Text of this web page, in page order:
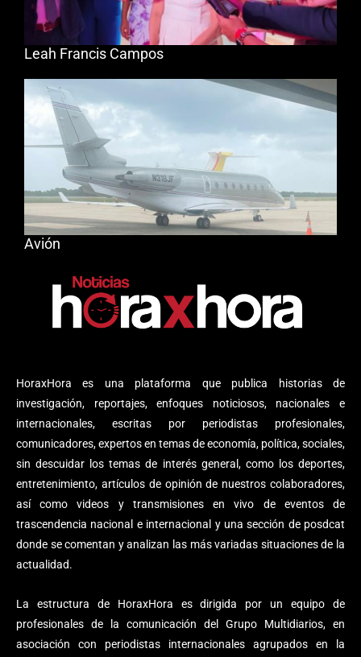
HoraxHora es una plataforma que publica historias de
investigación, reportajes, enfoques noticiosos, nacionales e
internacionales, escritas por periodistas profesionales,
comunicadores, expertos en temas de economía, política, sociales,
sin descuidar los temas de interés general, como los deportes,
entretenimiento, artículos de opinión de nuestros colaboradores,
así como videos y transmisiones en vivo de eventos de
trascendencia nacional e internacional y una sección de posdcat
donde se comentan y analizan las más variadas situaciones de la
actualidad.
La estructura de HoraxHora es dirigida por un equipo de
profesionales de la comunicación del Grupo Multidiarios, en
asociación con periodistas internacionales agrupados en la
Leah Francis Campos
Avión